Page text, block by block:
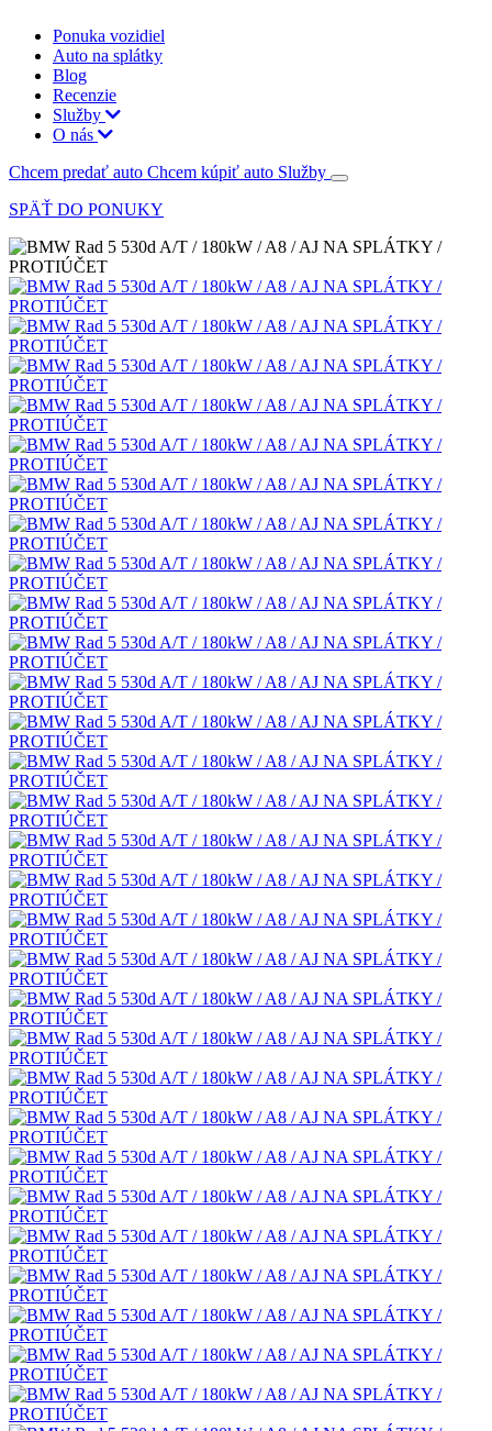
Ponuka vozidiel
Auto na splátky
Blog
Recenzie
Služby
O nás
Chcem predať auto Chcem kúpiť auto Služby
SPÄŤ DO PONUKY